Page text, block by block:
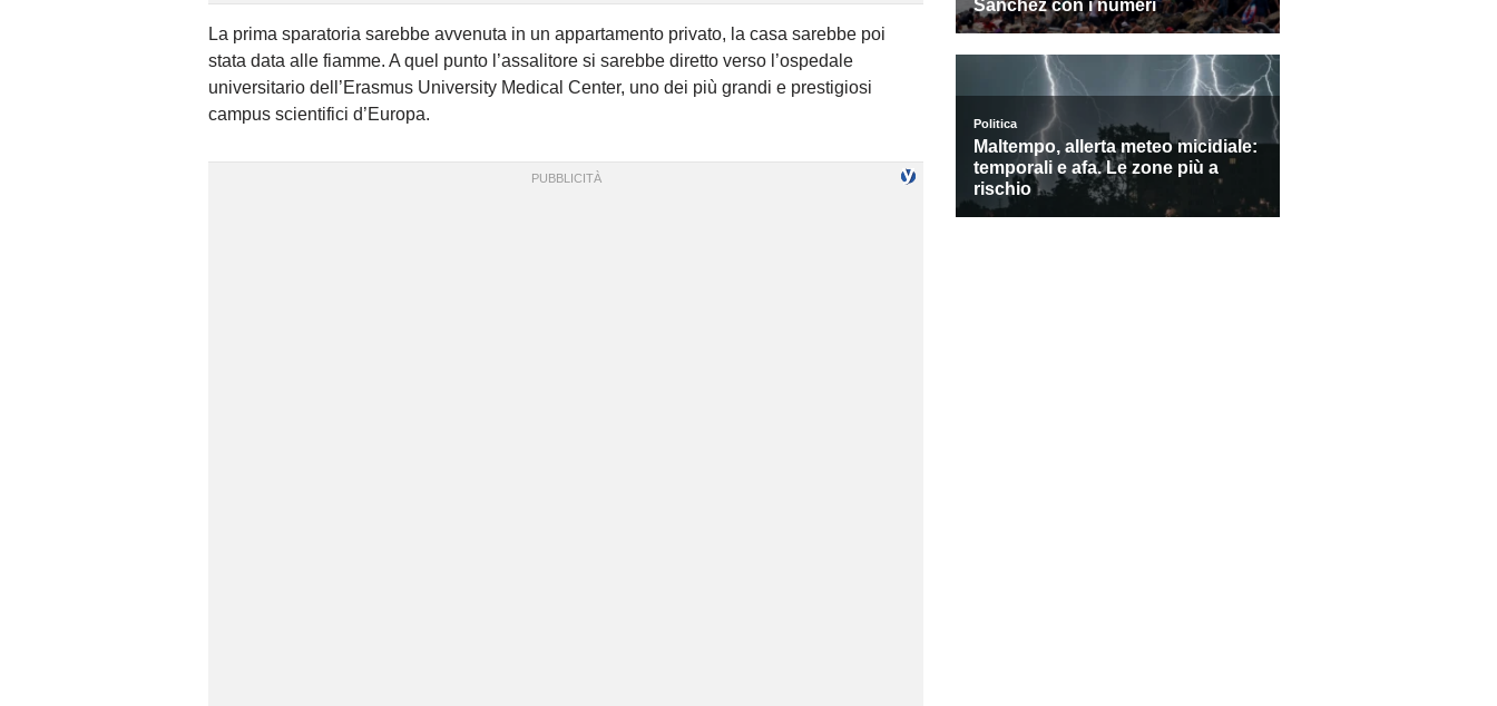
La prima sparatoria sarebbe avvenuta in un appartamento privato, la casa sarebbe poi
stata data alle fiamme. A quel punto l’assalitore si sarebbe diretto verso l’ospedale
universitario dell’Erasmus University Medical Center, uno dei più grandi e prestigiosi
campus scientifici d’Europa.